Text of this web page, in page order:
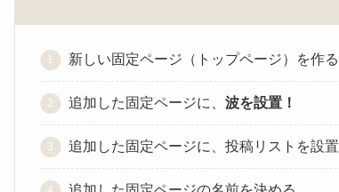
新しい固定ページ（トップページ）を作る
追加した固定ページに、 波を設置！
追加した固定ページに、投稿リストを設置